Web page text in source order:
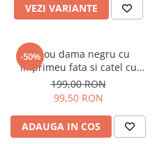
VEZI VARIANTE
-50%
Tricou dama negru cu
imprimeu fata si catel cu
ochelari
199,00 RON
99,50 RON
ADAUGA IN COS